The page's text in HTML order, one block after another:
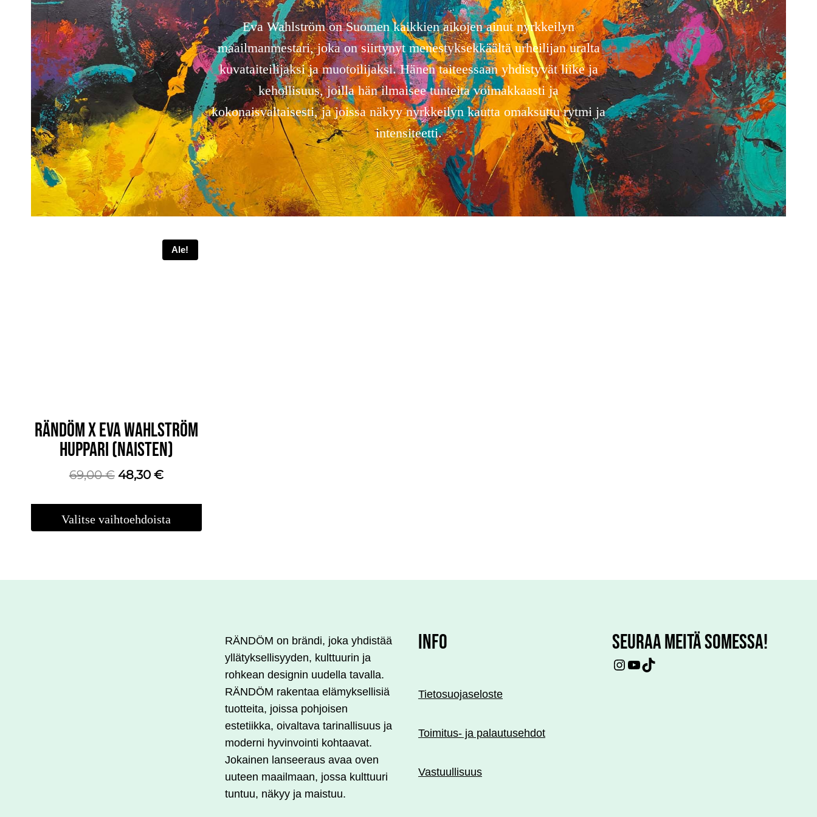
Eva Wahlström on Suomen kaikkien aikojen ainut nyrkkeilyn
maailmanmestari, joka on siirtynyt menestyksekkäältä urheilijan uralta
kuvataiteilijaksi ja muotoilijaksi. Hänen taiteessaan yhdistyvät liike ja
kehollisuus, joilla hän ilmaisee tunteita voimakkaasti ja
kokonaisvaltaisesti, ja joissa näkyy nyrkkeilyn kautta omaksuttu rytmi ja
intensiteetti.
Ale!
RÄNDÖM X EVA WAHLSTRÖM
HUPPARI (NAISTEN)
69,00€ Alkuperäinen
69,00 €.
48,30 €Nykyinen
48,30 €.
Valitse vaihtoehdoista
RÄNDÖM on brändi, joka yhdistää
yllätyksellisyyden, kulttuurin ja
rohkean designin uudella tavalla.
RÄNDÖM rakentaa elämyksellisiä
tuotteita, joissa pohjoisen
estetiikka, oivaltava tarinallisuus ja
moderni hyvinvointi kohtaavat.
Jokainen lanseeraus avaa oven
uuteen maailmaan, jossa kulttuuri
tuntuu, näkyy ja maistuu.
INFO
Tietosuojaseloste
Toimitus- ja palautusehdot
Vastuullisuus
SEURAA MEITÄ SOMESSA!
Instagram
YouTube
TikTok